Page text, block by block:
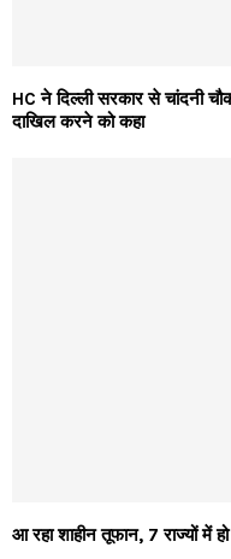
HC ने दिल्ली सरकार से चांदनी चौक
दाखिल करने को कहा
आ रहा शाहीन तूफान, 7 राज्यों में